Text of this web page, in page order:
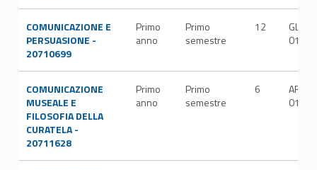
COMUNICAZIONE E
PERSUASIONE -
20710699
Primo
anno
Primo
semestre
12
GLOT-
01/A
COMUNICAZIONE
MUSEALE E
FILOSOFIA DELLA
CURATELA -
20711628
Primo
anno
Primo
semestre
6
ARTE-
01/D